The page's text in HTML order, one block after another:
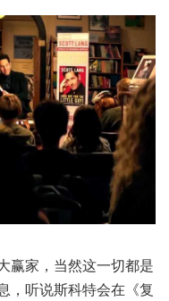
赢家，当然这一切都是
，听说斯科特会在《复